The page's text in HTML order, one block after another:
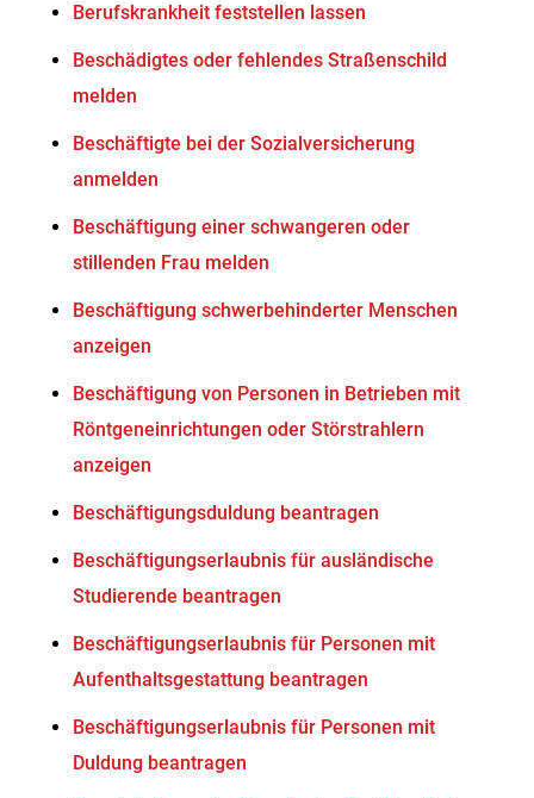
Berufskrankheit feststellen lassen
Beschädigtes oder fehlendes Straßenschild
melden
Beschäftigte bei der Sozialversicherung
anmelden
Beschäftigung einer schwangeren oder
stillenden Frau melden
Beschäftigung schwerbehinderter Menschen
anzeigen
Beschäftigung von Personen in Betrieben mit
Röntgeneinrichtungen oder Störstrahlern
anzeigen
Beschäftigungsduldung beantragen
Beschäftigungserlaubnis für ausländische
Studierende beantragen
Beschäftigungserlaubnis für Personen mit
Aufenthaltsgestattung beantragen
Beschäftigungserlaubnis für Personen mit
Duldung beantragen